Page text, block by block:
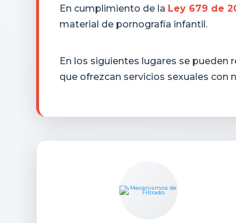
En cumplimiento de la Ley 679 de
material de pornografía infantil.
En los siguientes lugares se
que ofrezcan servicios sexuales con